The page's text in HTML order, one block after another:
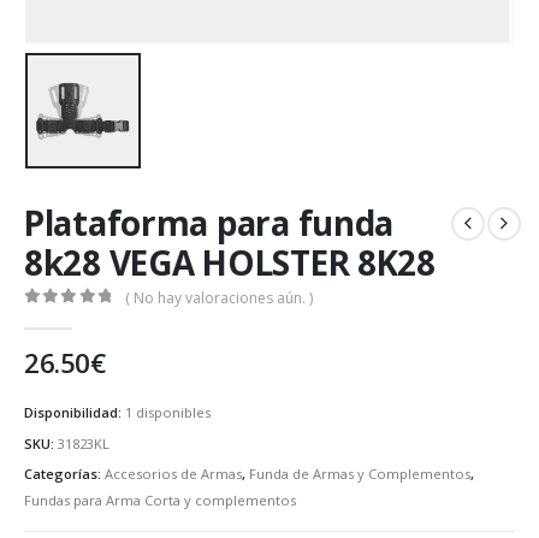
Plataforma para funda
8k28 VEGA HOLSTER 8K28
( No hay valoraciones aún. )
26.50€
Disponibilidad: 1 disponibles
SKU: 31823KL
Categorías: Accesorios de Armas, Funda de Armas y Complementos,
Fundas para Arma Corta y complementos